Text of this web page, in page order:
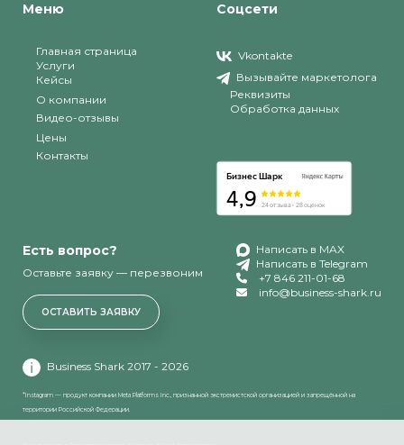
Меню
Главная страница
Услуги
Кейсы
О компании
Видео-отзывы
Цены
Контакты
Соцсети
Vkontakte
Вызывайте маркетолога
Реквизиты
Обработка данных
Есть вопрос?
Оставьте заявку — перезвоним
ОСТАВИТЬ ЗАЯВКУ
Написать в MAX
Написать в Telegram
+7 846 211-01-68
info@business-shark.ru
Business Shark 2017 - 2026
*Instagram — продукт компании Meta Platforms Inc., признанной экстремистской организацией и запрещённой на
территории Российской Федерации.